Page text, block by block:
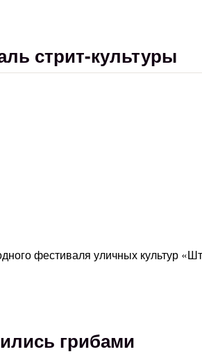
стрит-культуры
фестиваля уличных культур
грибами